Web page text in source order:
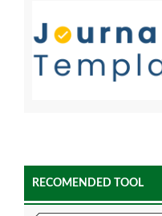
RECOMENDED TOOL